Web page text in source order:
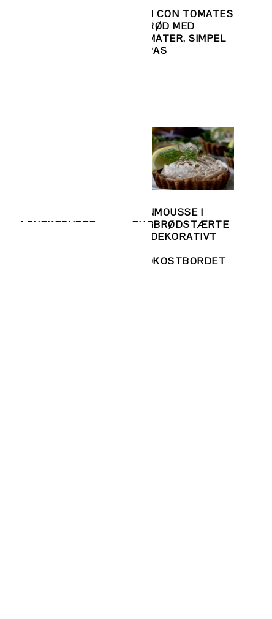
PAN CON TOMATES
– BRØD MED
TOMATER, SIMPEL
TAPAS
AGURKESUPPE –
TUNMOUSSE I
RUGBRØDSTÆRTE
R – DEKORATIVT
FROKOSTBORDET